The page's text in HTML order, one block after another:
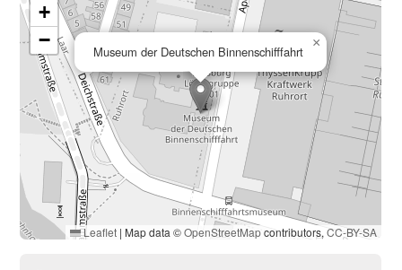
Museum der Deutschen Binnenschifffahrt
×
+
−
Leaflet | Map data ©OpenStreetMapcontributors,CC-BY-SA